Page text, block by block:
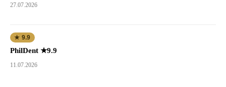
27.07.2026
★ 9.9
PhilDent ★9.9
11.07.2026